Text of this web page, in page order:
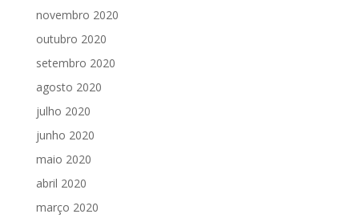
novembro 2020
outubro 2020
setembro 2020
agosto 2020
julho 2020
junho 2020
maio 2020
abril 2020
março 2020